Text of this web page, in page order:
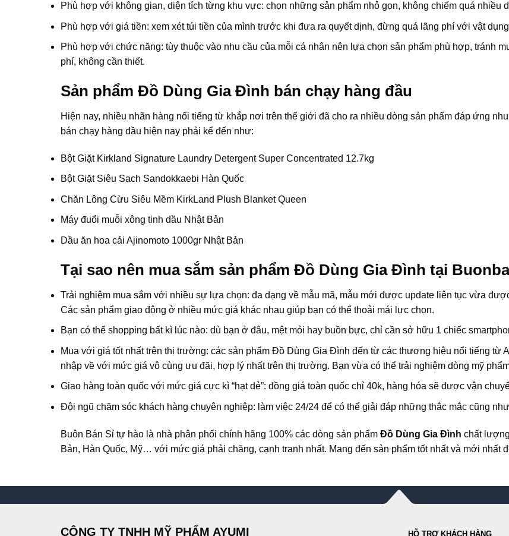
Phù hợp với không gian, diện tích từng khu vực: chọn những sản phẩm nhỏ gọn, không chiếm quá nhiều
Phù hợp với giá tiền: xem xét túi tiền của mình trước khi đưa ra quyết dịnh, đừng quá lãng phí với vật
Phù hợp với chức năng: tùy thuộc vào nhu cầu của mỗi cá nhân nên lựa chọn sản phẩm phù hợp, tránh
phí, không cần thiết.
Sản phẩm Đồ Dùng Gia Đình bán chạy hàng đầu
Hiện nay, nhiều nhãn hàng nổi tiếng từ khắp nơi trên thế giới đã cho ra nhiều dòng sản phẩm đáp ứng
bán chạy hàng đầu hiện nay phải kể đến như:
Bột Giặt Kirkland Signature Laundry Detergent Super Concentrated 12.7kg
Bột Giặt Siêu Sạch Sandokkaebi Hàn Quốc
Chăn Lông Cừu Siêu Mềm KirkLand Plush Blanket Queen
Máy đuổi muỗi xông tinh dầu Nhật Bản
Dầu ăn hoa cải Ajinomoto 1000gr Nhật Bản
Tại sao nên mua sắm sản phẩm Đồ Dùng Gia Đình tại
Trải nghiệm mua sắm với nhiều sự lựa chọn: đa dạng về mẫu mã, mẫu mới được update liên tục vừa
Các sản phẩm giao động ở nhiều mức giá khác nhau giúp bạn có thể thoải mái lực chọn.
Bạn có thể shopping bất kì lúc nào: dù bạn ở đâu, mệt mỏi hay buồn bực, chỉ cần sở hữu 1 chiếc
Mua với giá tốt nhất trên thị trường: các sản phẩm Đồ Dùng Gia Đình đến từ các thương hiệu nổi tiếng từ
nhập về với mức giá vô cùng ưu đãi, hợp lý nhất trên thị trường. Bạn vừa có thể trải nghiệm dòng mỹ
Giao hàng toàn quốc với mức giá cực kì “hạt dẻ”: đồng giá toàn quốc chỉ 40k, hàng hóa sẽ được vận
Đội ngũ chăm sóc khách hàng chuyên nghiệp: làm việc 24/24 để có thể giải đáp những thắc mắc cũng
Buôn Bán Sỉ tự hào là nhà phân phối chính hãng 100% các dòng sản phẩm Đồ Dùng Gia Đình chất
Bản, Hàn Quốc, Mỹ… với mức giá phải chăng, cạnh tranh nhất. Mang đến sản phẩm tốt nhất và mới nhất
CÔNG TY TNHH MỸ PHẨM AYUMI HỖ TRỢ KHÁCH HÀNG